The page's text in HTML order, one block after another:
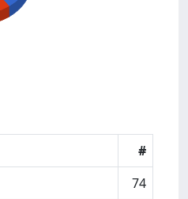
#
74